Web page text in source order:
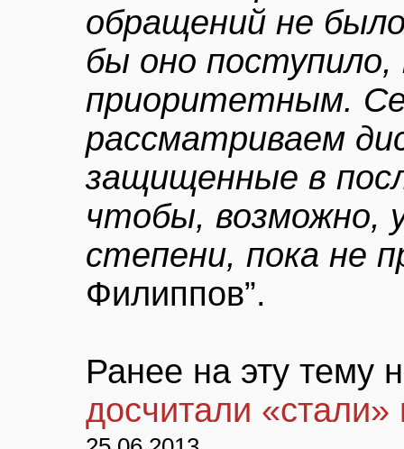
обращений не
бы оно
приоритетным.
рассматриваем
защищенные в
чтобы, возможно,
степени, пока не
Филиппов”.
Ранее на эту тему
досчитали